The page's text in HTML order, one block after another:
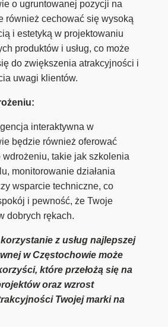
o ugruntowanej pozycji na
również cechować się wysoką
i estetyką w projektowaniu
produktów i usług, co może
do zwiększenia atrakcyjności i
uwagi klientów.
interaktywna w
będzie również oferować
wdrożeniu, takie jak szkolenia
monitorowanie działania
wsparcie techniczne, co
i pewność, że Twoje
dobrych rękach.
z usług najlepszej
w Częstochowie może
które przełożą się na
oraz wzrost
Twojej marki na